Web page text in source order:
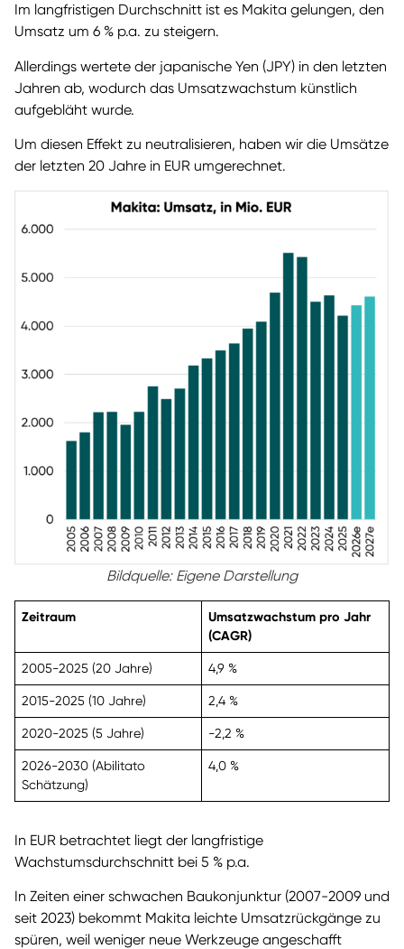
Im langfristigen Durchschnitt ist es Makita gelungen, den
Umsatz um 6 % p.a. zu steigern.
Allerdings wertete der japanische Yen (JPY) in den letzten
Jahren ab, wodurch das Umsatzwachstum künstlich
aufgebläht wurde.
Um diesen Effekt zu neutralisieren, haben wir die Umsätze
der letzten 20 Jahre in EUR umgerechnet.
Bildquelle: Eigene Darstellung
Zeitraum
Umsatzwachstum pro Jahr
(CAGR)
2005-2025 (20 Jahre) 4,9 %
2015-2025 (10 Jahre) 2,4 %
2020-2025 (5 Jahre) -2,2 %
2026-2030 (Abilitato
Schätzung)
4,0 %
In EUR betrachtet liegt der langfristige
Wachstumsdurchschnitt bei 5 % p.a.
In Zeiten einer schwachen Baukonjunktur (2007-2009 und
seit 2023) bekommt Makita leichte Umsatzrückgänge zu
spüren, weil weniger neue Werkzeuge angeschafft